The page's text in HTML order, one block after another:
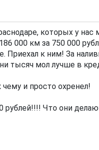
которых у нас
000 км за 750 000
Приехал к ним! За
тысяч мол лучше в
и просто охренел!
рублей!!!! Что они